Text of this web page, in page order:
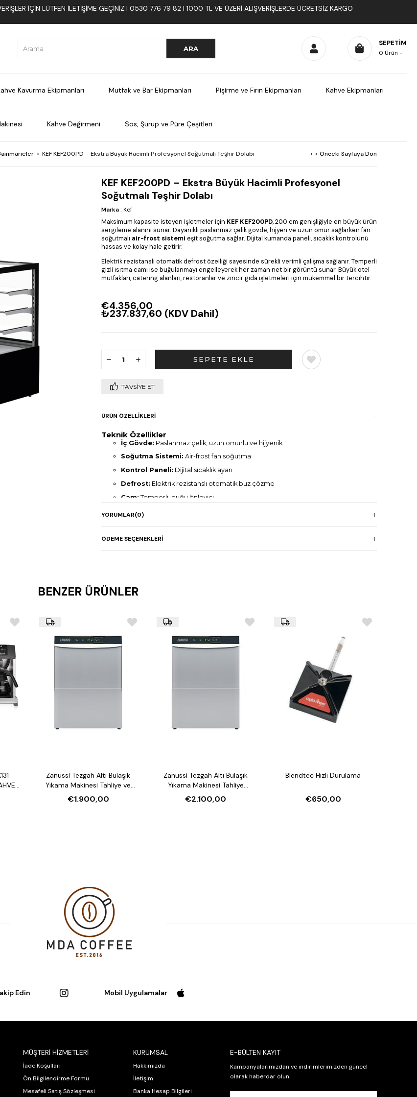
İÇIN LÜTFEN ILETIŞIME GEÇINIZ | 0530 776 79 82 | 1000 TL VE ÜZERI ALIŞVERIŞLERDE ÜCRETSIZ KARGO
SEPETIM
0 Ürün
Kavurma Ekipmanları Mutfak ve Bar Ekipmanları Pişirme ve Fırın Ekipmanları Kahve Ekipmanları
Kahve Değirmeni Sos, Şurup ve Püre Çeşitleri
KEF KEF200PD – Ekstra Büyük Hacimli Profesyonel Soğutmalı Teşhir Dolabı < < Önceki Sayfaya Dön
KEF KEF200PD – Ekstra Büyük Hacimli Profesyonel
Soğutmalı Teşhir Dolabı
Marka: Kef
Maksimum kapasite isteyen işletmeler için KEF KEF200PD, 200 cm genişliğiyle en büyük ürün
sergileme alanını sunar. Dayanıklı paslanmaz çelik gövde, hijyen ve uzun ömür sağlarken fan
soğutmalı air-frost sistemi eşit soğutma sağlar. Dijital kumanda paneli, sıcaklık kontrolünü
hassas ve kolay hale getirir.
Elektrik rezistanslı otomatik defrost özelliği sayesinde sürekli verimli çalışma sağlanır. Temperli
gizli ısıtma camı ise buğulanmayı engelleyerek her zaman net bir görüntü sunar. Büyük otel
mutfakları, catering alanları, restoranlar ve zincir gıda işletmeleri için mükemmel bir tercihtir.
€4.356,00
₺237.837,60 (KDV Dahil)
TAVSIYE ET
ÜRÜN ÖZELLIKLERI
Teknik Özellikler
İç Gövde: Paslanmaz çelik, uzun ömürlü ve hijyenik
Soğutma Sistemi: Air-frost fan soğutma
Kontrol Paneli: Dijital sıcaklık ayarı
Defrost: Elektrik rezistanslı otomatik buz çözme
Cam: Temperli, buğu önleyici
Soğutucu Gaz:
Elektrik Bağlantısı:
Güç Tüketimi:1,2 kW
YORUMLAR(0)
ÖDEME SEÇENEKLERI
BENZER ÜRÜNLER
Zanussi Tezgah Altı Bulaşık
Yıkama Makinesi Tahliye ve
Parlatıcı Pompalı
€1.900,00
Zanussi Tezgah Altı Bulaşık
Yıkama Makinesi Tahliye
Deterjan ve Parlatıcı Pompalı ve
Deterjan Pompalı
€2.100,00
Blendtec Hızlı Durulama
€650,00
Edin Mobil Uygulamalar
MÜŞTERİ HİZMETLERİ
İade Koşulları
Ön Bilgilendirme Formu
Mesafeli Satış Sözleşmesi
KURUMSAL
Hakkımızda
İletişim
Banka Hesap Bilgileri
E-BÜLTEN KAYIT
Kampanyalarımızdan ve indirimlerimizden güncel
olarak haberdar olun.